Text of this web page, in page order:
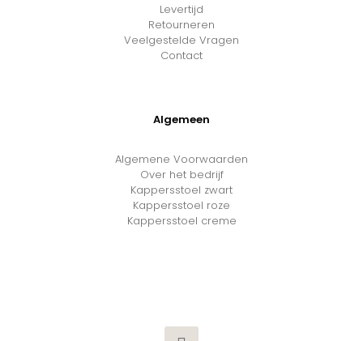
Levertijd
Retourneren
Veelgestelde Vragen
Contact
Algemeen
Algemene Voorwaarden
Over het bedrijf
Kappersstoel zwart
Kappersstoel roze
Kappersstoel creme